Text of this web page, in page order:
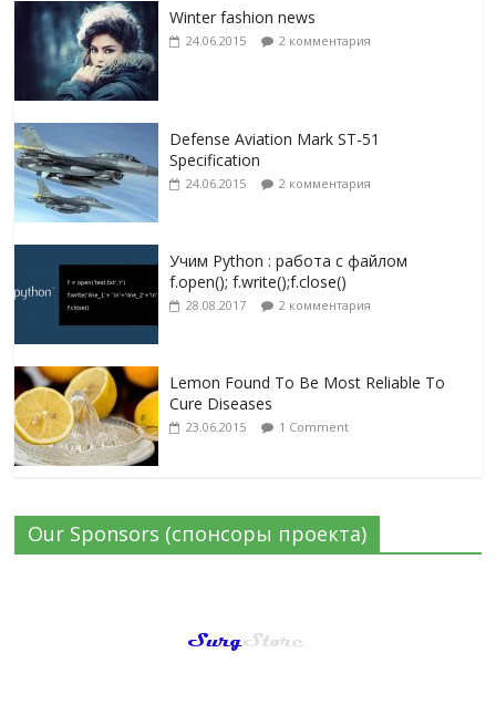
Winter fashion news
24.06.2015 2 комментария
Defense Aviation Mark ST-51
Specification
24.06.2015 2 комментария
Учим Python : работа с файлом
f.open(); f.write();f.close()
28.08.2017 2 комментария
Lemon Found To Be Most Reliable To
Cure Diseases
23.06.2015 1 Comment
Our Sponsors (спонсоры проекта)